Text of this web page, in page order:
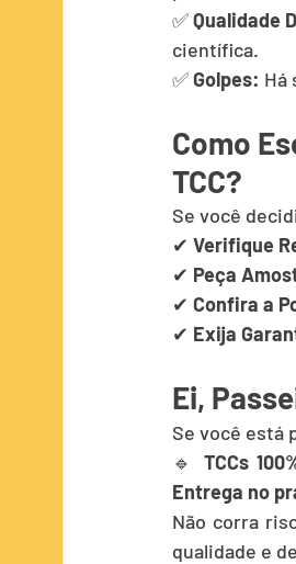
✅ Qualidade
científica.
✅ Golpes: Há
Como
TCC?
Se você
✔ Verifique
✔ Peça
✔ Confira a
✔ Exija
Ei,
Se você está
🔹 TCCs
Entrega no
Não corra
qualidade e